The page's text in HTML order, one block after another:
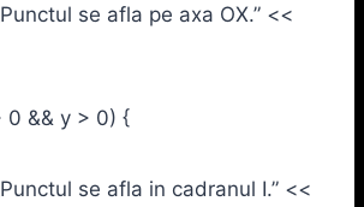
se afla pe axa OX.” <<
&& y > 0) {
se afla in cadranul I.” <<